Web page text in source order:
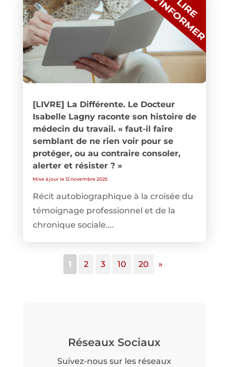
[LIVRE] La Différente. Le Docteur
Isabelle Lagny raconte son histoire de
médecin du travail. « faut-il faire
semblant de ne rien voir pour se
protéger, ou au contraire consoler,
alerter et résister ? »
Mise à jour le 12 novembre 2025
Récit autobiographique à la croisée du
témoignage professionnel et de la
chronique sociale....
1 2 3 10 20 »
Réseaux Sociaux
Suivez-nous sur les réseaux